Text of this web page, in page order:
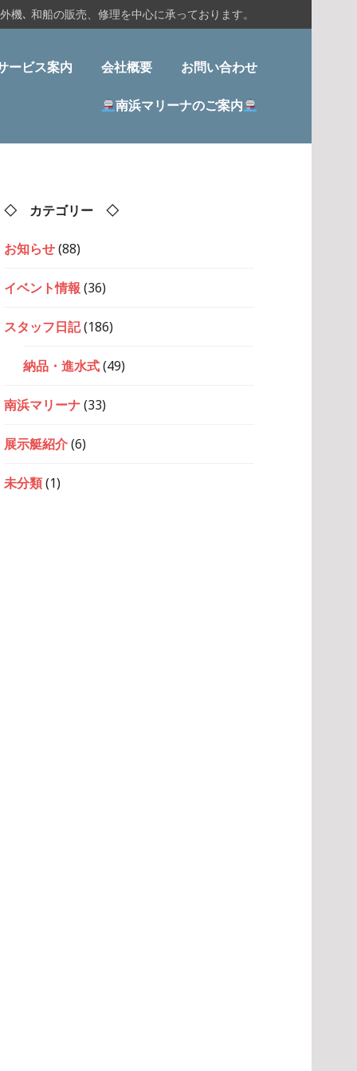
､ 和船の販売、修理を中心に承っております。
ービス案内 会社概要 お問い合わせ
南浜マリーナのご案内
◇ カテゴリー ◇
お知らせ(88)
イベント情報 (36)
スタッフ日記(186)
納品・進水式(49)
南浜マリーナ(33)
展示艇紹介(6)
未分類(1)